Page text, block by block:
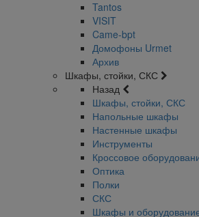
Tantos
VISIT
Came-bpt
Домофоны Urmet
Архив
Шкафы, стойки, СКС
Назад
Шкафы, стойки, СКС
Напольные шкафы
Настенные шкафы
Инструменты
Кроссовое
Оптика
Полки
СКС
Шкафы и